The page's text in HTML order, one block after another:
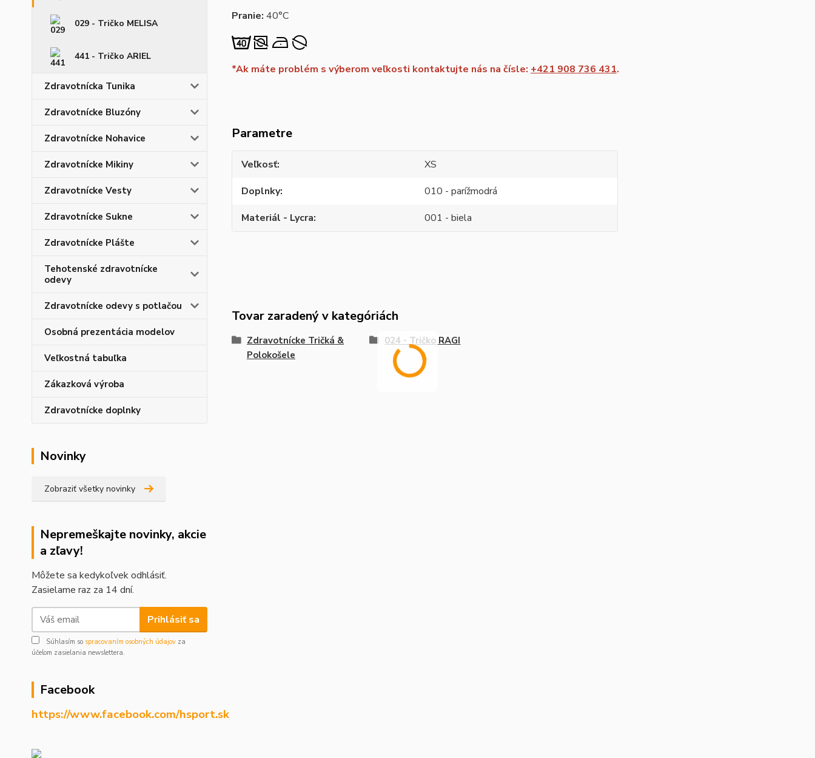
029 - Tričko MELISA
441 - Tričko ARIEL
Zdravotnícka Tunika
Zdravotnícke Bluzóny
Zdravotnícke Nohavice
Zdravotnícke Mikiny
Zdravotnícke Vesty
Zdravotnícke Sukne
Zdravotnícke Plášte
Tehotenské zdravotnícke
odevy
Zdravotnícke odevy s potlačou
Osobná prezentácia modelov
Veľkostná tabuľka
Zákazková výroba
Zdravotnícke doplnky
Novinky
Zobraziť všetky novinky
Nepremeškajte novinky, akcie
a zľavy!
Môžete sa kedykoľvek odhlásiť.
Zasielame raz za 14 dní.
Prihlásiť sa
Súhlasím so spracovaním osobných údajov za
účelom zasielania newslettera.
Facebook
https://www.facebook.com/hsport.sk
Pranie: 40°C
*Ak máte problém s výberom veľkosti kontaktujte nás na čísle: +421 908 736 431.
Parametre
Veľkosť
XS
Doplnky
010 - parížmodrá
Materiál - Lycra
001 - biela
Tovar zaradený v kategóriách
Zdravotnícke Tričká &
Polokošele
024 - Tričko RAGI